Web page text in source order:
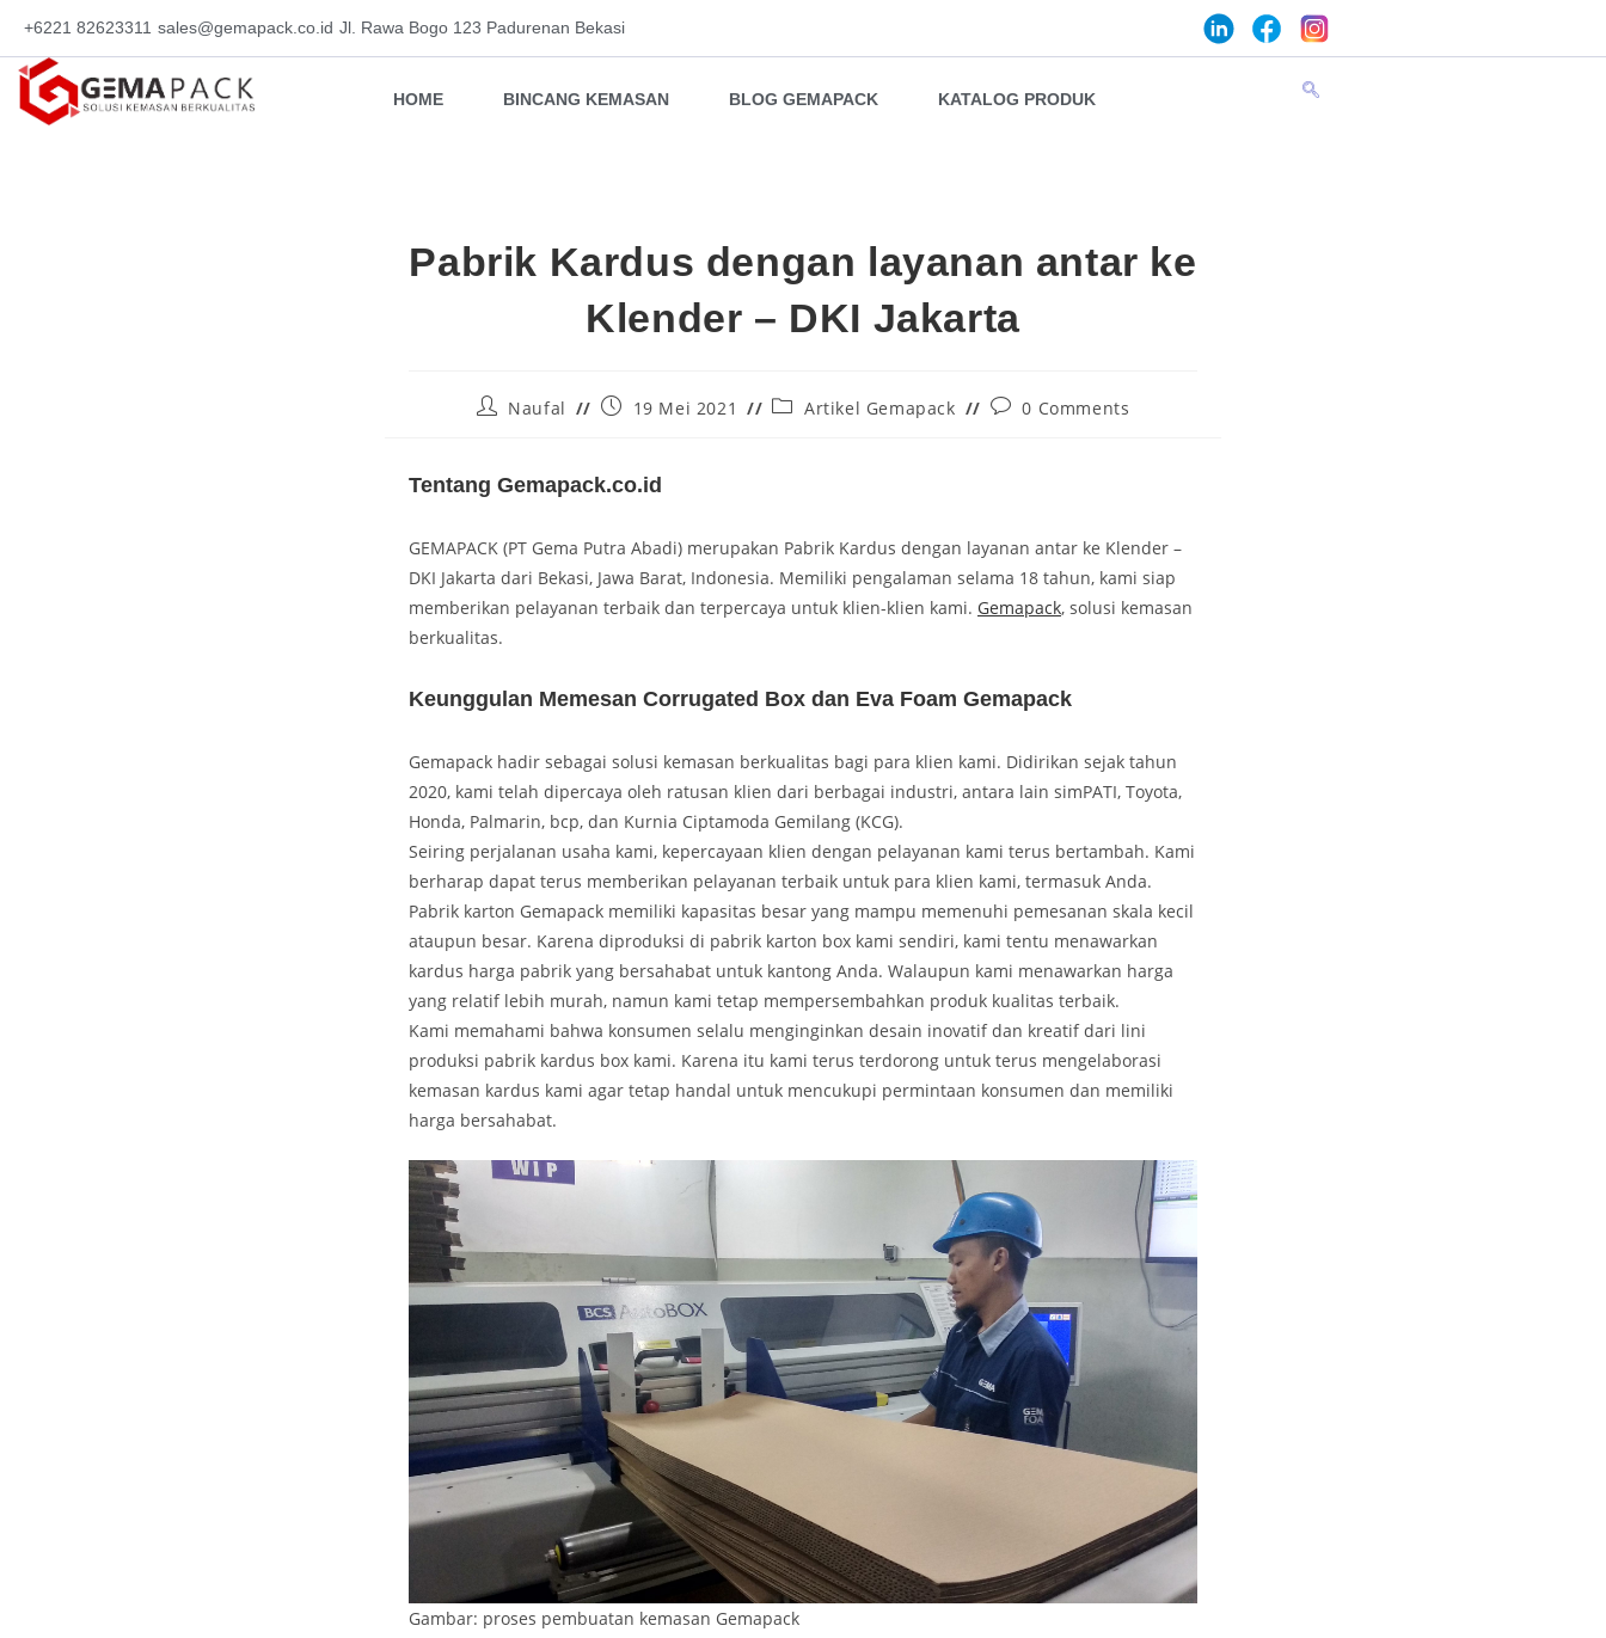
+6221 82623311 sales@gemapack.co.id Jl. Rawa Bogo 123 Padurenan Bekasi
HOME BINCANG KEMASAN BLOG GEMAPACK KATALOG PRODUK
Pabrik Kardus dengan layanan antar ke
Klender – DKI Jakarta
Naufal 19 Mei 2021 Artikel Gemapack 0 Comments
Tentang Gemapack.co.id
GEMAPACK (PT Gema Putra Abadi) merupakan Pabrik Kardus dengan layanan antar ke Klender –
DKI Jakarta dari Bekasi, Jawa Barat, Indonesia. Memiliki pengalaman selama 18 tahun, kami siap
memberikan pelayanan terbaik dan terpercaya untuk klien-klien kami. Gemapack, solusi kemasan
berkualitas.
Keunggulan Memesan Corrugated Box dan Eva Foam Gemapack
Gemapack hadir sebagai solusi kemasan berkualitas bagi para klien kami. Didirikan sejak tahun
2020, kami telah dipercaya oleh ratusan klien dari berbagai industri, antara lain simPATI, Toyota,
Honda, Palmarin, bcp, dan Kurnia Ciptamoda Gemilang (KCG).
Seiring perjalanan usaha kami, kepercayaan klien dengan pelayanan kami terus bertambah. Kami
berharap dapat terus memberikan pelayanan terbaik untuk para klien kami, termasuk Anda.
Pabrik karton Gemapack memiliki kapasitas besar yang mampu memenuhi pemesanan skala kecil
ataupun besar. Karena diproduksi di pabrik karton box kami sendiri, kami tentu menawarkan
kardus harga pabrik yang bersahabat untuk kantong Anda. Walaupun kami menawarkan harga
yang relatif lebih murah, namun kami tetap mempersembahkan produk kualitas terbaik.
Kami memahami bahwa konsumen selalu menginginkan desain inovatif dan kreatif dari lini
produksi pabrik kardus box kami. Karena itu kami terus terdorong untuk terus mengelaborasi
kemasan kardus kami agar tetap handal untuk mencukupi permintaan konsumen dan memiliki
harga bersahabat.
Gambar: proses pembuatan kemasan Gemapack